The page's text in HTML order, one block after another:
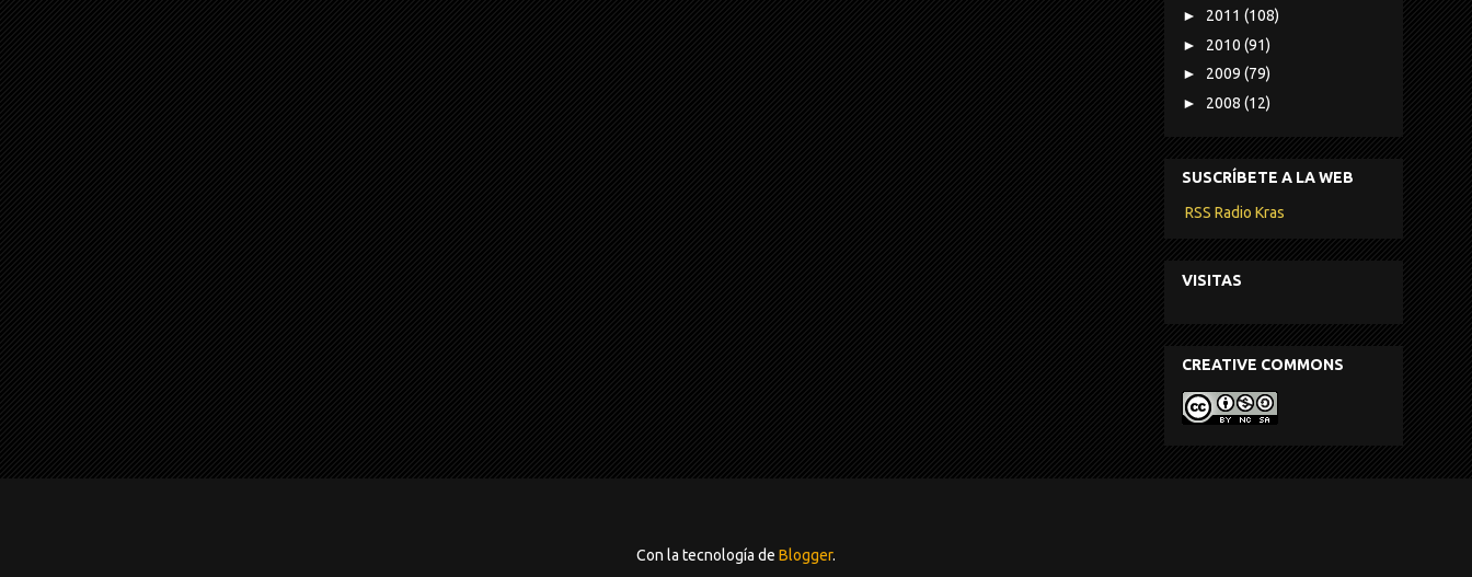
► 2011 (108)
► 2010 (91)
► 2009 (79)
► 2008 (12)
SUSCRÍBETE A LA WEB
RSS Radio Kras
VISITAS
CREATIVE COMMONS
Con la tecnología de Blogger.